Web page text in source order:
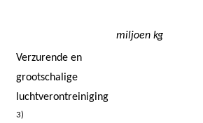
miljoen kg
Verzurende en
grootschalige
luchtverontreiniging
3)